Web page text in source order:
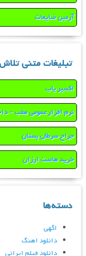
آرمین ضایعات
تبلیغات متنی تلاش
اکسیر یاب
نرم افزار عمومی مطب –
جراح سرطان پستان
خرید هاست ارزان
دسته‌ها
اگهی
دانلود اهنگ
دانلود فیلم ایرانی